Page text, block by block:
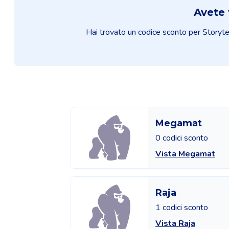
Avete
Hai trovato un codice sconto per
Megamat
0 codici sconto
Vista Megamat
Raja
1 codici sconto
Vista Raja